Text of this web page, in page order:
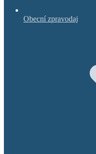
Obecní zpravodaj